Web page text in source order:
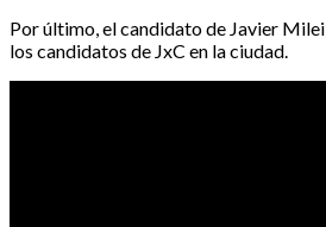
Por último, el candidato de Javier Milei,
los candidatos de JxC en la ciudad.